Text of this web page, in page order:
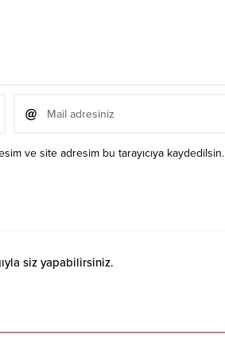
ve site adresim bu tarayıcıya kaydedilsin.
siz yapabilirsiniz.